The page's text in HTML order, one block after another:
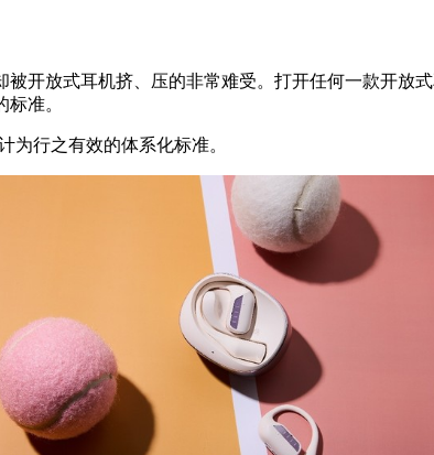
开放式耳机挤、压的非常难受。打开任何一款开放
准。
为行之有效的体系化标准。